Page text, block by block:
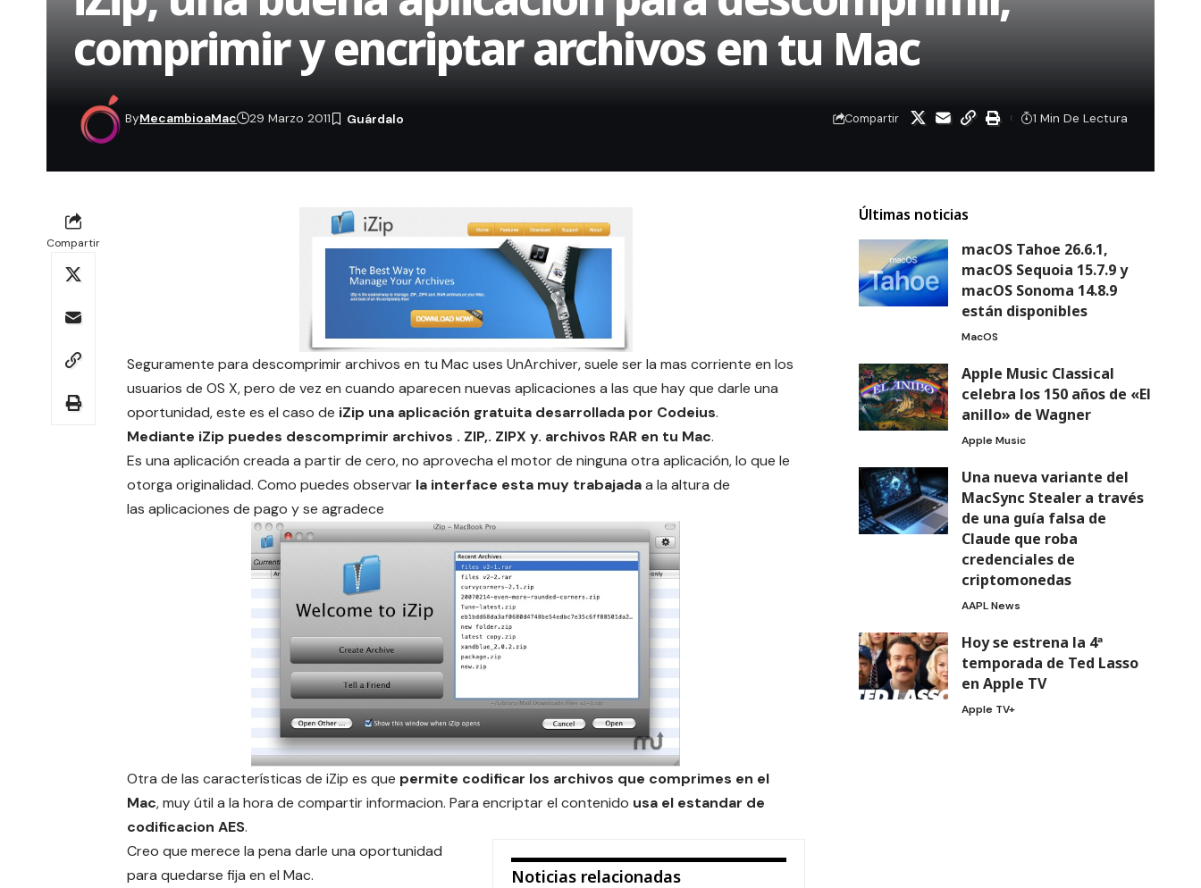
comprimir y encriptar archivos en tu Mac
ByMecambioaMac 29 Marzo 2011 Compartir 1 Min De Lectura
Compartir
Seguramente para descomprimir archivos en tu Mac uses UnArchiver, suele ser la mas corriente en los
usuarios de OS X, pero de vez en cuando aparecen nuevas aplicaciones a las que hay que darle una
oportunidad, este es el caso de iZip una aplicación gratuita desarrollada por Codeius.
Mediante iZip puedes descomprimir archivos . ZIP,. ZIPX y. archivos RAR en tu Mac.
Es una aplicación creada a partir de cero, no aprovecha el motor de ninguna otra aplicación, lo que le
otorga originalidad. Como puedes observar la interface esta muy trabajadaa la altura de
las aplicaciones de pago y se agradece
Otra de las características de iZip es que permite codificar los archivos que comprimes en el
Mac, muy útil a la hora de compartir informacion. Para encriptar el contenido usa el estandar de
codificacion AES.
Noticias relacionadas
Creo que merece la pena darle una oportunidad
para quedarse fija en el Mac.
Últimas noticias
macOS Tahoe 26.6.1,
macOS Sequoia 15.7.9 y
macOS Sonoma 14.8.9
están disponibles
MacOS
Apple Music Classical
celebra los 150 años de «El
anillo» de Wagner
Apple Music
Una nueva variante del
MacSync Stealer a través
de una guía falsa de
Claude que roba
credenciales de
criptomonedas
AAPL News
Hoy se estrena la 4ª
temporada de Ted Lasso
en Apple TV
Apple TV+